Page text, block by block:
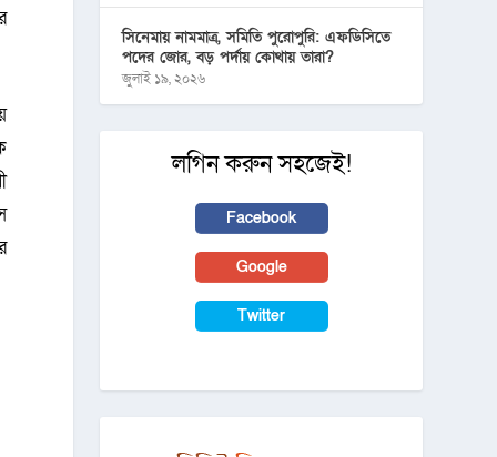
সিনেমায় নামমাত্র, সমিতি পুরোপুরি: এফডিসিতে
পদের জোর, বড় পর্দায় কোথায় তারা?
জুলাই ১৯, ২০২৬
লগিন করুন সহজেই!
Facebook
Google
Twitter